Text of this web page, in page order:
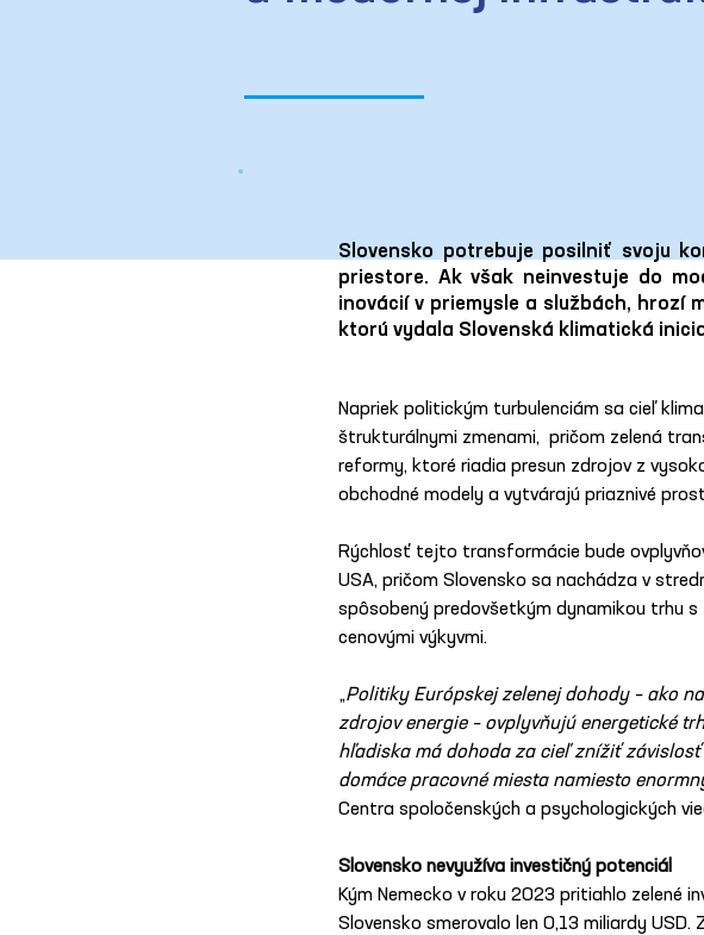
Slovensko potrebuje posilniť svoju
priestore. Ak však neinvestuje do
inovácií v priemysle a službách, hrozí
ktorú vydala Slovenská klimatická
Napriek politickým turbulenciám sa cieľ
štrukturálnymi zmenami,  pričom zelená
reformy, ktoré riadia presun zdrojov z
obchodné modely a vytvárajú priaznivé
Rýchlosť tejto transformácie bude
USA, pričom Slovensko sa nachádza v
spôsobený predovšetkým dynamikou trhu
cenovými výkyvmi.
„Politiky Európskej zelenej dohody – ako
zdrojov energie – ovplyvňujú energetické
hľadiska má dohoda za cieľ znížiť
domáce pracovné miesta namiesto
Centra spoločenských a psychologických
Slovensko nevyužíva investičný potenciál
Kým Nemecko v roku 2023 pritiahlo zelené
Slovensko smerovalo len 0,13 miliardy